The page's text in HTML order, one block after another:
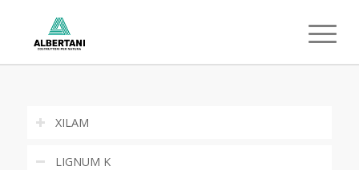
XILAM
LIGNUM K